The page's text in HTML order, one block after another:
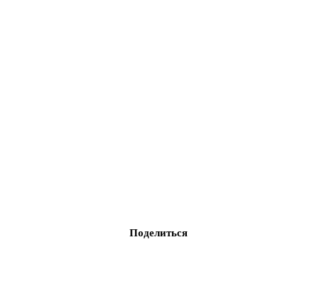
Поделиться